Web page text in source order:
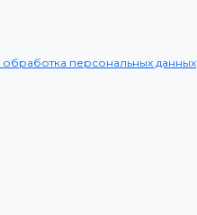
персональных данных